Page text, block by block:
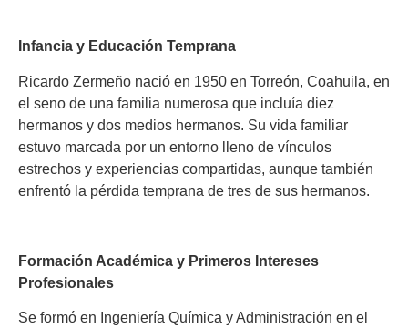
Infancia y Educación Temprana
Ricardo Zermeño nació en 1950 en Torreón, Coahuila, en
el seno de una familia numerosa que incluía diez
hermanos y dos medios hermanos. Su vida familiar
estuvo marcada por un entorno lleno de vínculos
estrechos y experiencias compartidas, aunque también
enfrentó la pérdida temprana de tres de sus hermanos.
Formación Académica y Primeros Intereses
Profesionales
Se formó en Ingeniería Química y Administración en el